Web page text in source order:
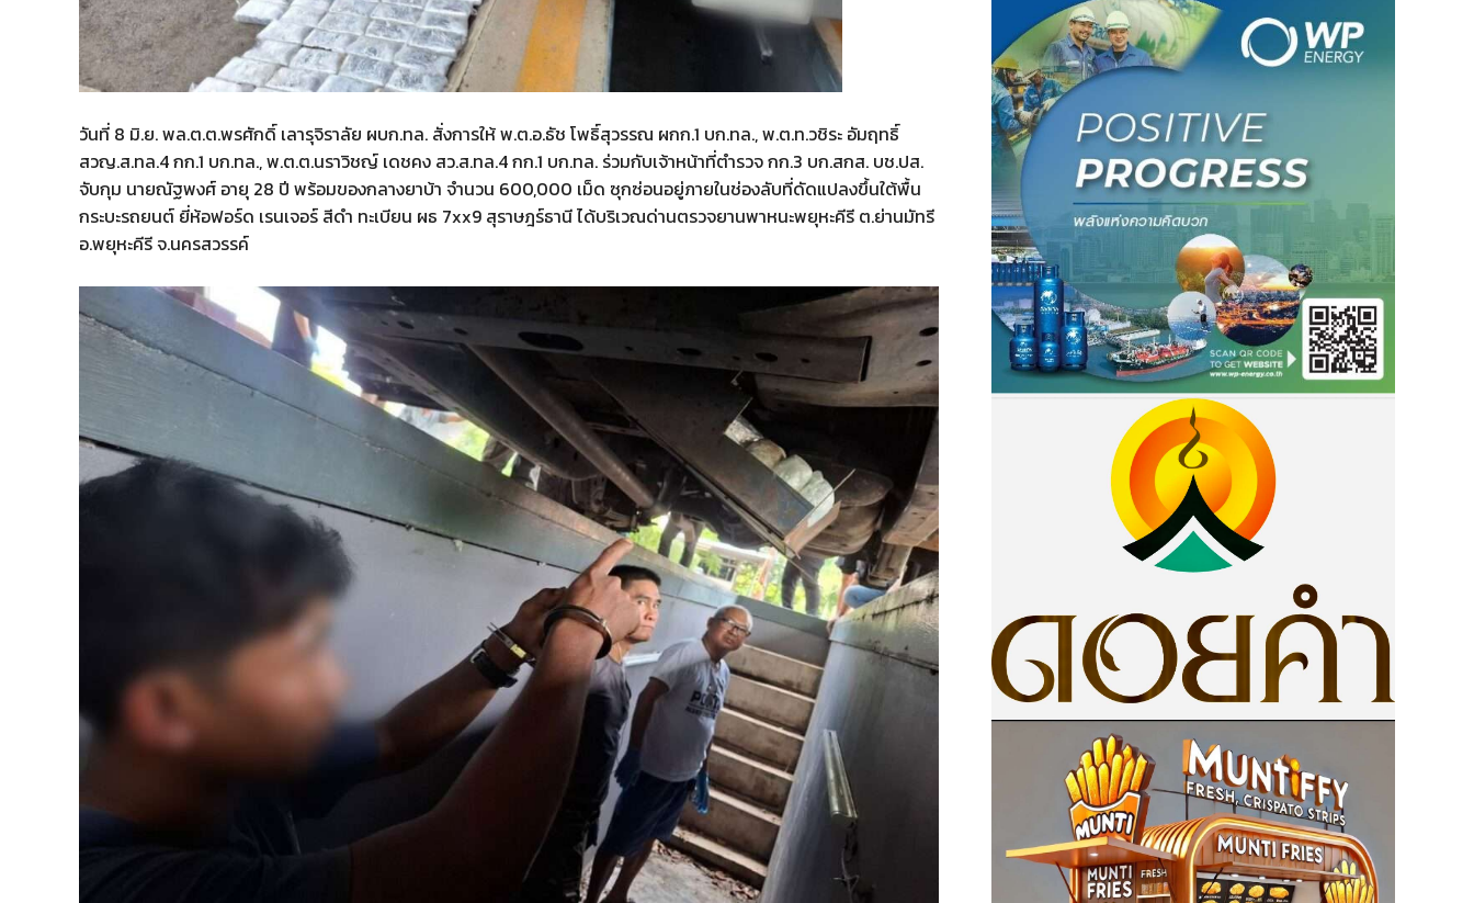
วันที่ 8 มิ.ย. พล.ต.ต.พรศักดิ์ เลารุจิราลัย ผบก.ทล. สั่งการให้ พ.ต.อ.ธัช โพธิ์สุวรรณ ผกก.1 บก.ทล., พ.ต.ท.วชิระ อัมฤทธิ์
สวญ.ส.ทล.4 กก.1 บก.ทล., พ.ต.ต.นราวิชญ์ เดชคง สว.ส.ทล.4 กก.1 บก.ทล. ร่วมกับเจ้าหน้าที่ตำรวจ กก.3 บก.สกส. บช.ปส.
จับกุม นายณัฐพงศ์ อายุ 28 ปี พร้อมของกลางยาบ้า จำนวน 600,000 เม็ด ซุกซ่อนอยู่ภายในช่องลับที่ดัดแปลงขึ้นใต้พื้น
กระบะรถยนต์ ยี่ห้อฟอร์ด เรนเจอร์ สีดำ ทะเบียน ผธ 7xx9 สุราษฎร์ธานี ได้บริเวณด่านตรวจยานพาหนะพยุหะคีรี ต.ย่านมัทรี
อ.พยุหะคีรี จ.นครสวรรค์